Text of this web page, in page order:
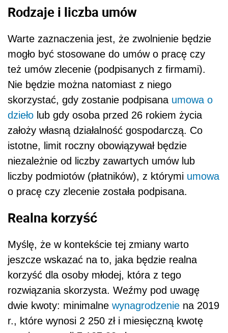
Rodzaje i liczba umów
Warte zaznaczenia jest, że zwolnienie będzie
mogło być stosowane do umów o pracę czy
też umów zlecenie (podpisanych z firmami).
Nie będzie można natomiast z niego
skorzystać, gdy zostanie podpisana umowa o
dzieło lub gdy osoba przed 26 rokiem życia
założy własną działalność gospodarczą. Co
istotne, limit roczny obowiązywał będzie
niezależnie od liczby zawartych umów lub
liczby podmiotów (płatników), z którymi umowa
o pracę czy zlecenie została podpisana.
Realna korzyść
Myślę, że w kontekście tej zmiany warto
jeszcze wskazać na to, jaka będzie realna
korzyść dla osoby młodej, która z tego
rozwiązania skorzysta. Weźmy pod uwagę
dwie kwoty: minimalne wynagrodzenie na 2019
r., które wynosi 2 250 zł i miesięczną kwotę